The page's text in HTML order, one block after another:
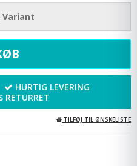
HURTIG LEVERING
RETURRET
TILFØJ TIL ØNSKELISTE